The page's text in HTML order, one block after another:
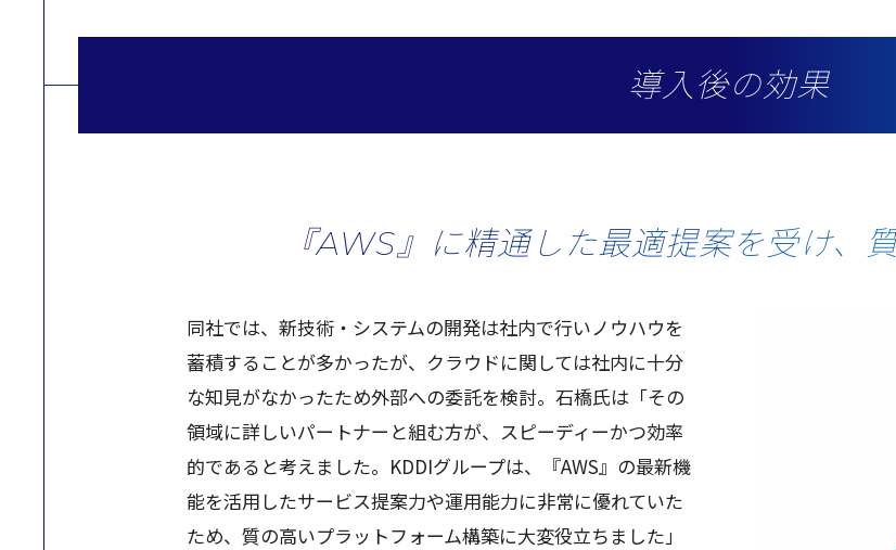
導入後の効果
『AWS』に精通した最適提案を受け、
同社では、新技術・システムの開発は社内で行いノウハウを
蓄積することが多かったが、クラウドに関しては社内に十分
な知見がなかったため外部への委託を検討。石橋氏は「その
領域に詳しいパートナーと組む方が、スピーディーかつ効率
的であると考えました。KDDIグループは、『AWS』の最新機
能を活用したサービス提案力や運用能力に非常に優れていた
ため、質の高いプラットフォーム構築に大変役立ちました」